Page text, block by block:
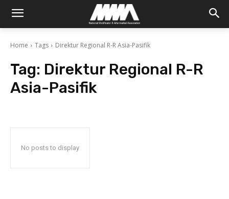
Home Tags Direktur Regional R-R Asia-Pasifik
Tag: Direktur Regional R-R
Asia-Pasifik
No posts to display